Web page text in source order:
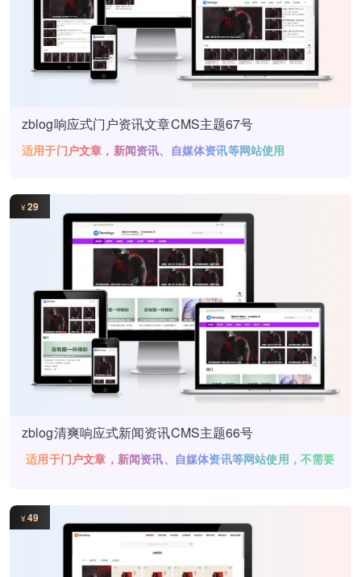
zblog响应式门户资讯文章CMS主题67号
适用于门户文章，新闻资讯、自媒体资讯等网站使用
¥29
zblog清爽响应式新闻资讯CMS主题66号
适用于门户文章，新闻资讯、自媒体资讯等网站使用，不需要
绑定域名
¥49